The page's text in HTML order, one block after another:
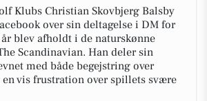
Klubs Christian Skovbjerg Balsby
over sin deltagelse i DM for
blev afholdt i de naturskønne
Scandinavian. Han deler sin
med både begejstring over
vis frustration over spillets svære